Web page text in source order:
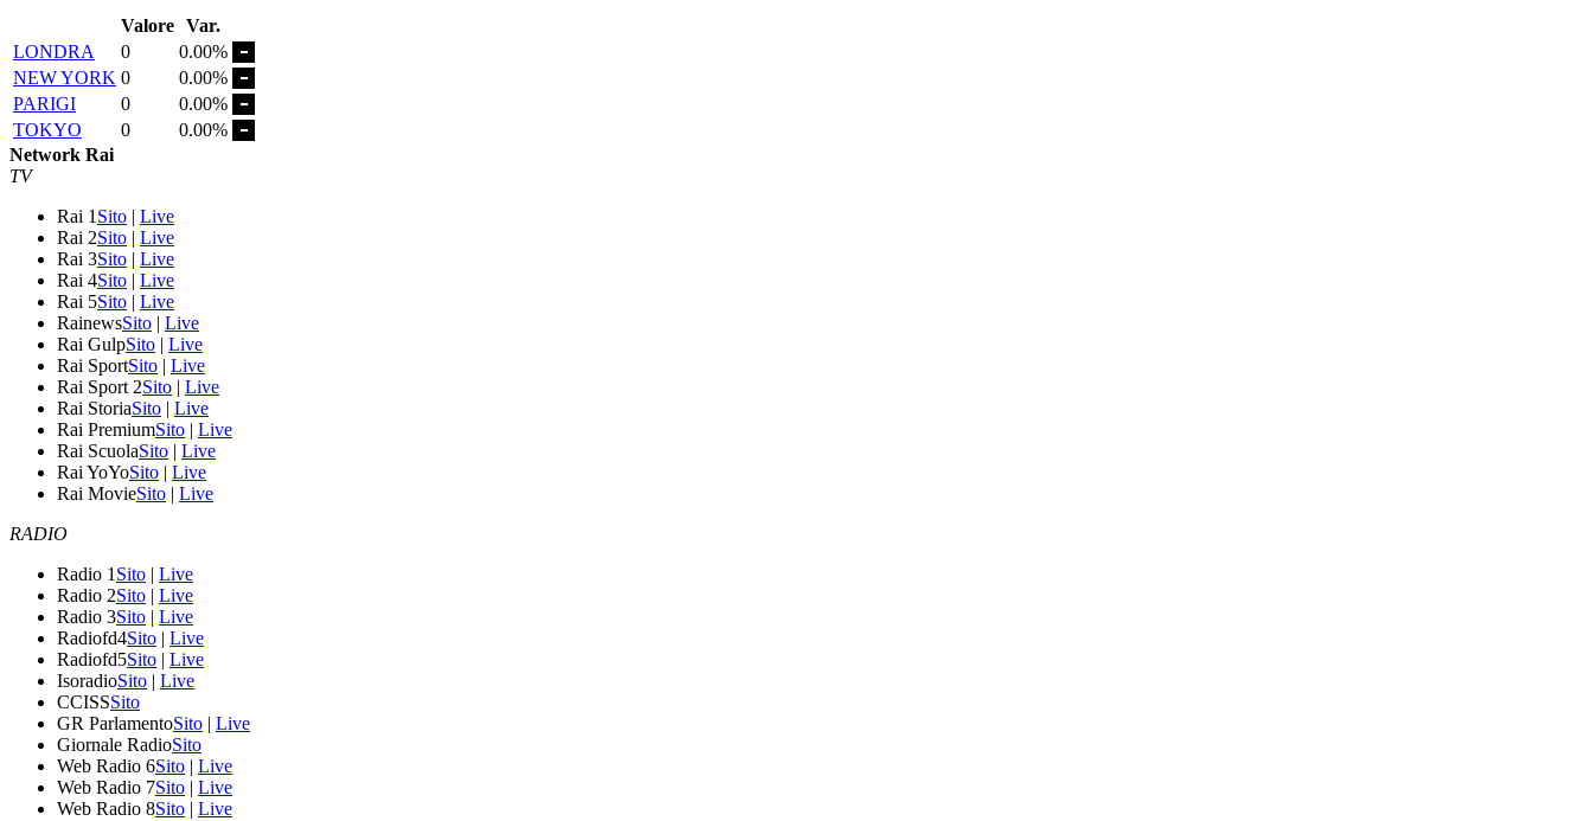
Valore Var.
LONDRA
0
0.00%
NEW YORK 0
0.00%
PARIGI
0
0.00%
TOKYO
0
0.00%
Network Rai
TV
Rai 1 Sito | Live
Rai 2Sito | Live
Rai 3Sito | Live
Rai 4Sito | Live
Rai 5Sito | Live
RainewsSito | Live
Rai GulpSito | Live
Rai SportSito | Live
Rai Sport 2Sito | Live
Rai StoriaSito | Live
Rai PremiumSito | Live
Rai ScuolaSito | Live
Rai YoYoSito | Live
Rai MovieSito | Live
RADIO
Radio 1 Sito | Live
Radio 2Sito | Live
Radio 3Sito | Live
Radiofd4Sito | Live
Radiofd5Sito | Live
IsoradioSito | Live
CCISSSito
GR ParlamentoSito | Live
Giornale RadioSito
Web Radio 6Sito | Live
Web Radio 7Sito | Live
Web Radio 8Sito | Live